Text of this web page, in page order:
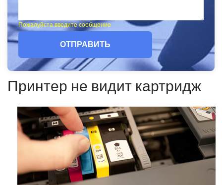
Пожалуйста введите сообщение
ОТПРАВИТЬ
Принтер не видит картридж